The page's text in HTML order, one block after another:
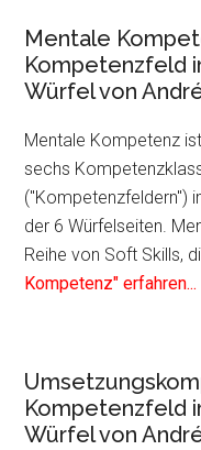
als
Soft
Skills
Würfel
von
André
Moritz
Mentale
Kompetenzfeld
Würfel von
Mentale Kompetenz
sechs
("Kompetenzfeldern")
der 6 Würfelseiten.
Reihe von Soft Skills,
Kompetenz" erfahren...
Kompetenzfeld
Würfel von